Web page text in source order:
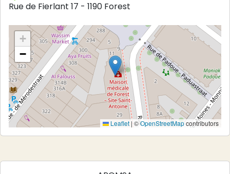
Rue de Fierlant 17 - 1190 Forest
+
−
Leaflet |©OpenStreetMapcontributors